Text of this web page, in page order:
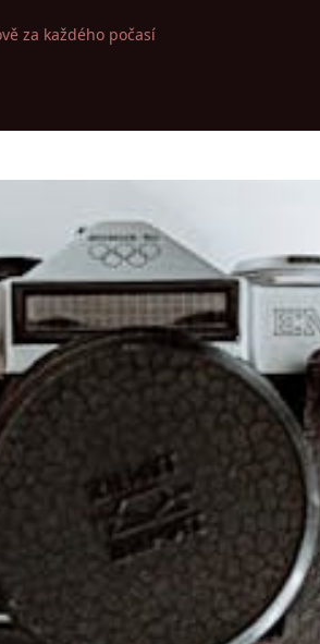
za každého počasí